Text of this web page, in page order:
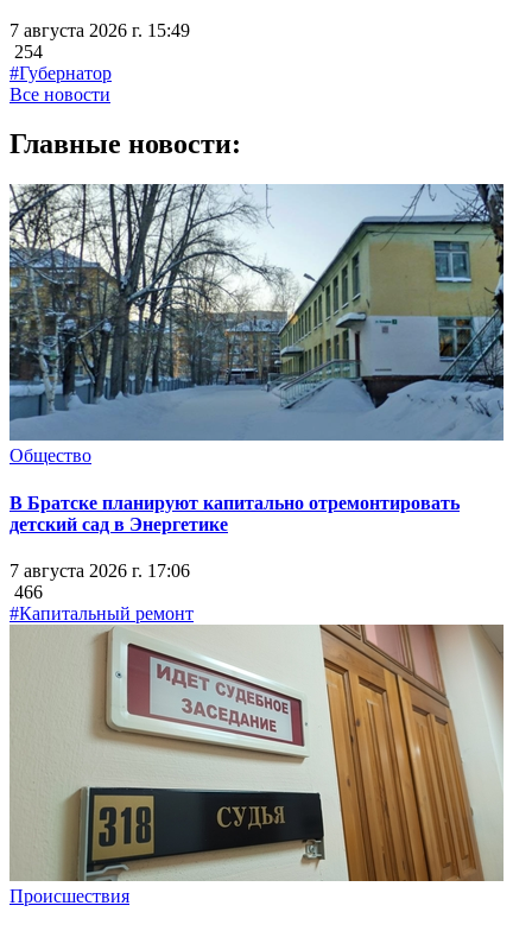
7 августа 2026 г. 15:49
254
#Губернатор
Все новости
Главные новости:
Общество
В Братске планируют капитально отремонтировать
детский сад в Энергетике
7 августа 2026 г. 17:06
466
#Капитальный ремонт
Происшествия